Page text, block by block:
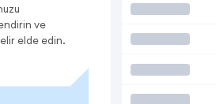
ve
elde edin.